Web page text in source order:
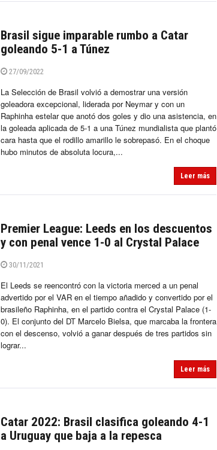
Brasil sigue imparable rumbo a Catar
goleando 5-1 a Túnez
27/09/2022
La Selección de Brasil volvió a demostrar una versión
goleadora excepcional, liderada por Neymar y con un
Raphinha estelar que anotó dos goles y dio una asistencia, en
la goleada aplicada de 5-1 a una Túnez mundialista que plantó
cara hasta que el rodillo amarillo le sobrepasó. En el choque
hubo minutos de absoluta locura,...
Leer más
Premier League: Leeds en los descuentos
y con penal vence 1-0 al Crystal Palace
30/11/2021
El Leeds se reencontró con la victoria merced a un penal
advertido por el VAR en el tiempo añadido y convertido por el
brasileño Raphinha, en el partido contra el Crystal Palace (1-
0). El conjunto del DT Marcelo Bielsa, que marcaba la frontera
con el descenso, volvió a ganar después de tres partidos sin
lograr...
Leer más
Catar 2022: Brasil clasifica goleando 4-1
a Uruguay que baja a la repesca